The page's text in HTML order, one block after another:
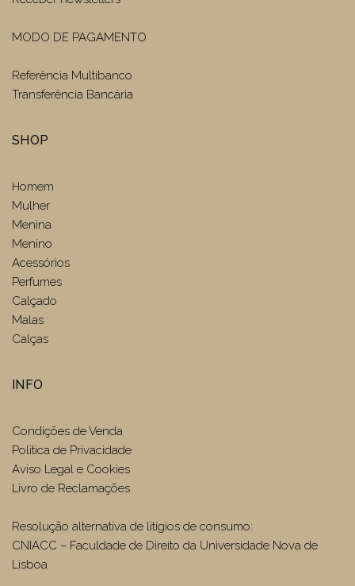
MODO DE PAGAMENTO
Referência Multibanco
Transferência Bancária
SHOP
Homem
Mulher
Menina
Menino
Acessórios
Perfumes
Calçado
Malas
Calças
INFO
Condições de Venda
Politica de Privacidade
Aviso Legal e Cookies
Livro de Reclamações
Resolução alternativa de litígios de consumo:
CNIACC – Faculdade de Direito da Universidade Nova de
Lisboa